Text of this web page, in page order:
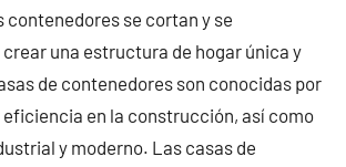
contenedores se cortan y se
una estructura de hogar única y
de contenedores son conocidas por
en la construcción, así como
y moderno. Las casas de